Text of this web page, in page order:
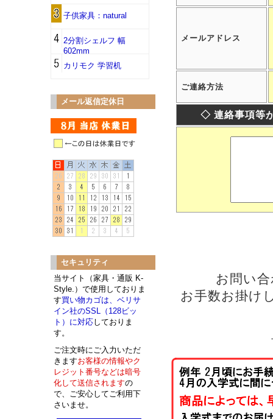
メールアドレス
ご連絡方法
◇ 連絡事項等
お問い
お手数お掛け
子供家具：natural
2分割シェルフ 幅
602mm
カリモク 学習机
メール返信定休日
セキュリティ
当サイト（家具・通販 K-
Style.）で使用しておりま
す買い物カゴは、ベリサ
イン社のSSL（128ビッ
ト）に対応しておりま
す。
ご注文時にご入力いただ
きますお客様の情報やク
レジット番号などは暗号
化して送信されますの
で、ご安心してご利用下
さいませ。